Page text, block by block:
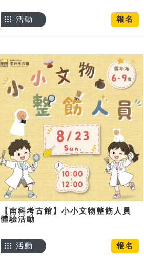
報名
活動
【南科考古館】小小文物整飭人員
體驗活動
報名
活動